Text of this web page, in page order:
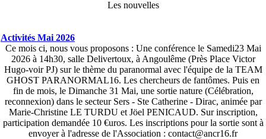
Les nouvelles
Activités Mai 2026
Ce mois ci, nous vous proposons : Une conférence le Samedi23 Mai
2026 à 14h30, salle Delivertoux, à Angoulême (Près Place Victor
Hugo-voir PJ) sur le thème du paranormal avec l'équipe de la TEAM
GHOST PARANORMAL16. Les chercheurs de fantômes. Puis en
fin de mois, le Dimanche 31 Mai, une sortie nature (Célébration,
reconnexion) dans le secteur Sers - Ste Catherine - Dirac, animée par
Marie-Christine LE TURDU et Jöel PENICAUD. Sur inscription,
participation demandée 10 €uros. Les inscriptions pour la sortie sont à
envoyer à l'adresse de l'Association : contact@ancr16.fr